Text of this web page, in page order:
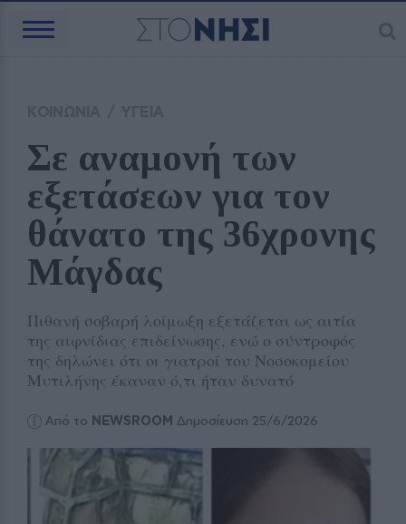
Σε αναμονή των
εξετάσεων για τον
θάνατο της 36χρονης
Μάγδας
Πιθανή σοβαρή λοίμωξη εξετάζεται ως αιτία
της αιφνίδιας επιδείνωσης, ενώ ο σύντροφός
της δηλώνει ότι οι γιατροί του Νοσοκομείου
Μυτιλήνης έκαναν ό,τι ήταν δυνατό
Από το NEWSROOM Δημοσίευση 25/6/2026